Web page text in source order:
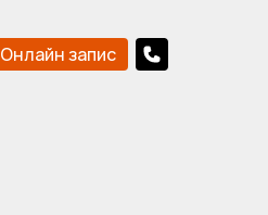
Онлайн запис